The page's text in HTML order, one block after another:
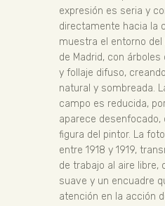
expresión es seria y
directamente hacia la
muestra el entorno del
de Madrid, con
y follaje difuso,
natural y sombreada.
campo es reducida,
aparece desenfocado,
figura del pintor. La
entre 1918 y 1919,
de trabajo al aire libre,
suave y un encuadre
atención en la acción